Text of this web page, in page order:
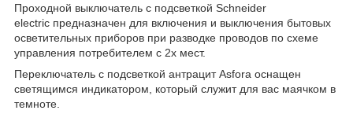
Проходной выключатель с подсветкой Schneider
electric предназначен для включения и выключения бытовых
осветительных приборов при разводке проводов по схеме
управления потребителем с 2х мест.
Переключатель с подсветкой антрацит Asfora оснащен
светящимся индикатором, который служит для вас маячком в
темноте.